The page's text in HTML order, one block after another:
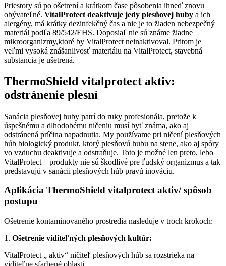
Priestory sú po ošetrení a krátkom čase pôsobenia ihneď znovu
obývateľné. VitalProtect deaktivuje jedy plesňovej huby a ich
alergény, má krátky dezinfekčný čas a nie je to žiaden nebezpečný
materiál podľa 89/542/EHS. Doposiaľ nie sú známe žiadne
mikroorganizmy,ktoré by VitalProtect neinaktivoval. Pritom je
veľmi vysoká znášanlivosť materiálu na VitalProtect, stavebná
substancia je ušetrená.
ThermoShield vitalprotect aktiv:
odstránenie plesní
Sanácia plesňovej huby patrí do ruky profesionála, pretože k
úspešnému a dlhodobému ničeniu musí byť známa, ako aj
odstránená príčina napadnutia. My používame pri ničení plesňových
húb biologický produkt, ktorý plesňovú hubu na stene, ako aj spóry
vo vzduchu deaktivuje a odstraňuje. Toto je možné len preto, lebo
VitalProtect – produkty nie sú škodlivé pre ľudský organizmus a tak
predstavujú v sanácii plesňových húb pravú inováciu.
Aplikácia ThermoShield vitalprotect aktiv/ spôsob
postupu
Ošetrenie kontaminovaného prostredia nasleduje v troch krokoch:
1. Ošetrenie viditeľných plesňových kultúr:
VitalProtect „ aktiv“ ničiteľ plesňových húb sa rozstrieka na